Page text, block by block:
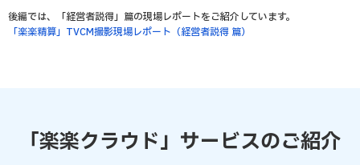
後編では、「経営者説得」篇の現場レポートをご紹介しています。
「楽楽精算」TVCM撮影現場レポート（経営者説得 篇）
「楽楽クラウド」サービスのご紹介